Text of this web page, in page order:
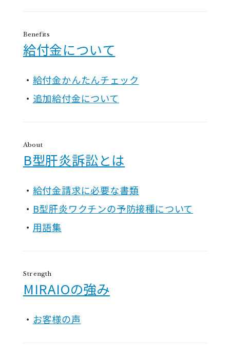
Benefits
給付金について
給付金かんたんチェック
追加給付金について
About
B型肝炎訴訟とは
給付金請求に必要な書類
B型肝炎ワクチンの予防接種について
用語集
Strength
MIRAIOの強み
お客様の声